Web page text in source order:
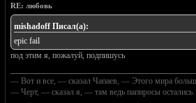
RE: любовь
mishadoff Писал(а):
epic fail
под этим я, пожалуй, подпишусь
— Вот и все, — сказал Чапаев, — Этого мира
— Черт, — сказал я, — там ведь папиросы